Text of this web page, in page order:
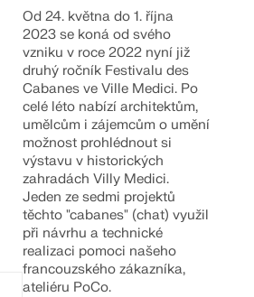
Od 24. května do 1. října
2023 se koná od svého
vzniku v roce 2022 nyní již
druhý ročník Festivalu des
Cabanes ve Ville Medici. Po
celé léto nabízí architektům,
umělcům i zájemcům o umění
možnost prohlédnout si
výstavu v historických
zahradách Villy Medici.
Jeden ze sedmi projektů
těchto "cabanes" (chat) využil
při návrhu a technické
realizaci pomoci našeho
francouzského zákazníka,
ateliéru PoCo.